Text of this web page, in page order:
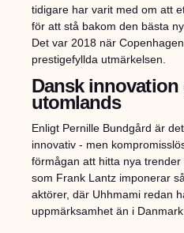
tidigare har varit med om att
för att stå bakom den bästa
Det var 2018 när
prestigefyllda utmärkelsen.
Dansk innovation
utomlands
Enligt Pernille Bundgård är
innovativ - men
förmågan att hitta nya
som Frank Lantz imponerar
aktörer, där Uhhmami redan
uppmärksamhet än i